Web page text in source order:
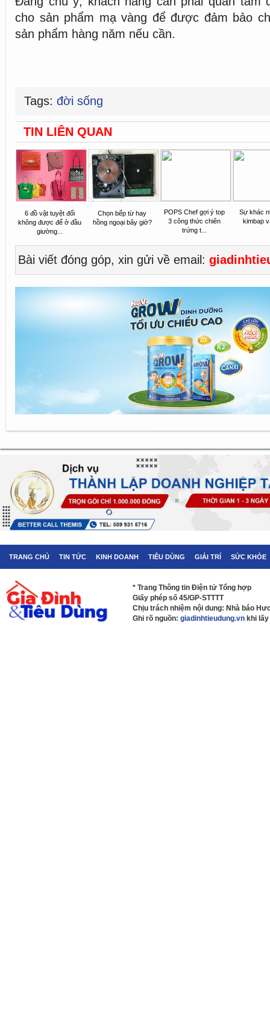
cho sản phẩm mạ vàng để được đảm bảo
sản phẩm hàng năm nếu cần.
Tags: đời sống
TIN LIÊN QUAN
6 đồ vật tuyệt đối
không được để ở đầu
giường...
Chọn bếp từ hay
hồng ngoại bây giờ?
POPS Chef gợi ý top
3 công thức chiên
trứng t...
Sự khác
kimbap
Bài viết đóng góp, xin gửi về email:
TRANG CHỦ TIN TỨC KINH DOANH TIÊU DÙNG GIẢI TRÍ SỨC KHỎE
* Trang Thông tin Điện tử Tổng hợp
Giấy phép số 45/GP-STTTT
Chịu trách nhiệm nội dung: Nhà báo
Ghi rõ nguồn: giadinhtieudung.vn khi